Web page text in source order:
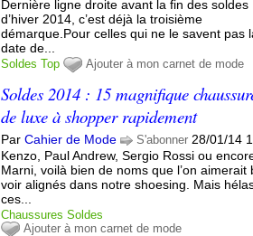
Dernière ligne droite avant la fin des soldes
d’hiver 2014, c’est déjà la troisième
démarque.Pour celles qui ne le savent pas
date de...
Soldes Top Ajouter à mon carnet de mode
Soldes 2014 : 15 magnifique
de luxe à shopper rapidement
ParCahier de Mode S'abonner 28/01/14
Kenzo, Paul Andrew, Sergio Rossi ou
Marni, voilà bien de noms que l’on aimerait
voir alignés dans notre shoesing. Mais
ces...
Chaussures Soldes
Ajouter à mon carnet de mode